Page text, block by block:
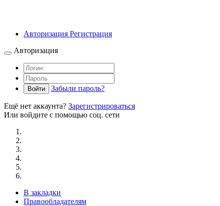
Авторизация Регистрация
Авторизация
Войти Забыли пароль?
Ещё нет аккаунта? Зарегистрироваться
Или войдите с помощью соц. сети
В закладки
Правообладателям